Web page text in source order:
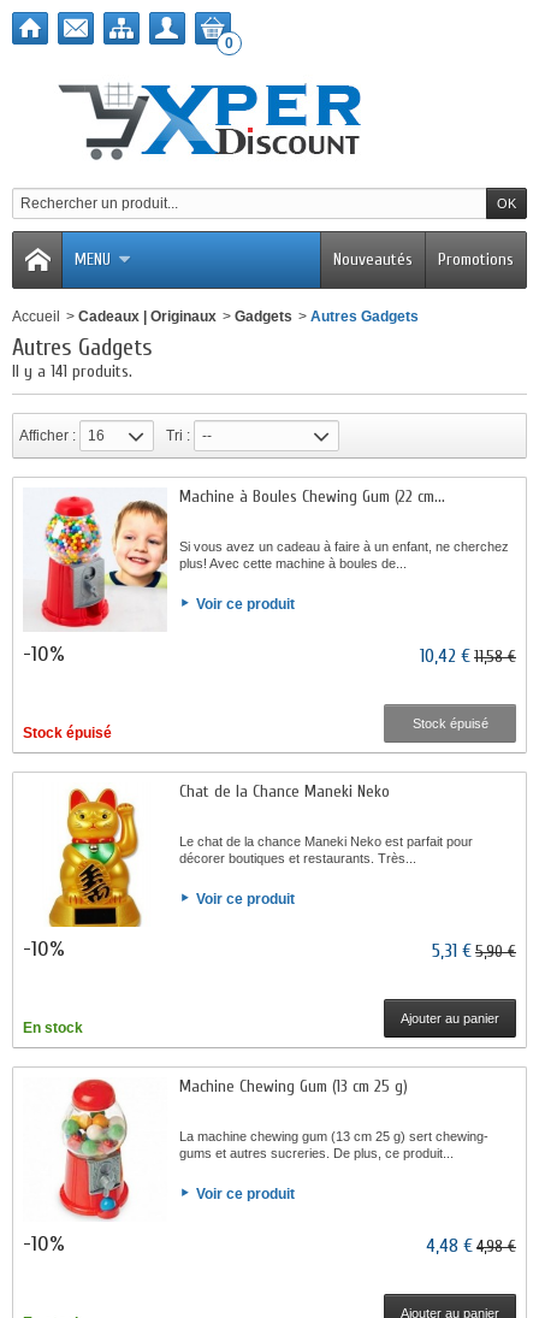
0
MENU Promotions
Nouveautés
Accueil > Cadeaux | Originaux > Gadgets > Autres Gadgets
Autres Gadgets
Il y a 141 produits.
Afficher : 16 Tri : --
Machine à Boules Chewing Gum (22 cm...
Si vous avez un cadeau à faire à un enfant, ne cherchez
plus! Avec cette machine à boules de...
Voir ce produit
-10% 10,42 €11,58 €
Stock épuisé
Stock épuisé
Chat de la Chance Maneki Neko
Le chat de la chance Maneki Neko est parfait pour
décorer boutiques et restaurants. Très...
Voir ce produit
-10% 5,31 €5,90 €
En stock
Ajouter au panier
Machine Chewing Gum (13 cm 25 g)
La machine chewing gum (13 cm 25 g) sert chewing-
gums et autres sucreries. De plus, ce produit...
Voir ce produit
-10% 4,48 €4,98 €
Ajouter au panier